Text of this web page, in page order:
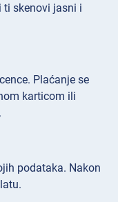
ti skenovi jasni i
Plaćanje se
karticom ili
podataka. Nakon